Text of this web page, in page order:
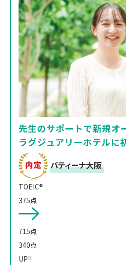
先生のサポートで新規オ
ラグジュアリーホテルに
パティーナ大阪
TOEIC®
375点
715点
340点
UP!!